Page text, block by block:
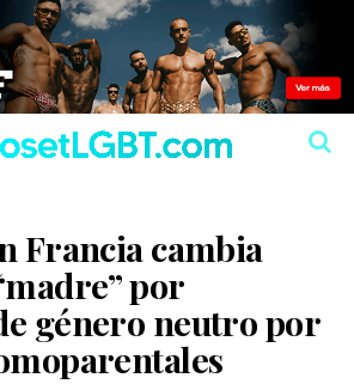
Francia cambia
por
género neutro por